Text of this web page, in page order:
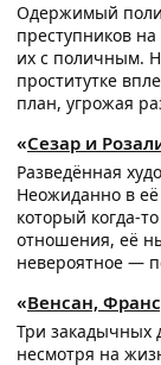
Одержимый
преступников
их с поличным.
проститутке
план, угрожая
«Сезар и
Разведённая
Неожиданно в
который когда-
отношения, её
невероятное —
«Венсан,
Три закадычных
несмотря на